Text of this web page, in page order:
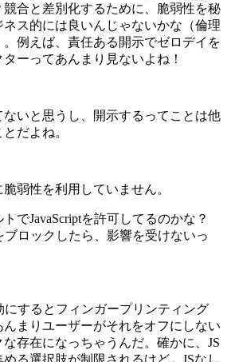
合と差別化するために、脆弱性を秘
ス的には良いんじゃないかな（倫理
例えば、責任ある開示でゼロデイを
ーってあんまり見ないよね！
いと思うし、開示するってことは他
だよね。
弱性を利用していません。
でJavaScriptを許可してるのかな？
ブロックしたら、影響を受けないっ
にするとフィンガープリンティング
まりユーザーがそれをオフにしない
存在になっちゃうんだ。確かに、JS
る選択肢が制限されるけど、JSなし